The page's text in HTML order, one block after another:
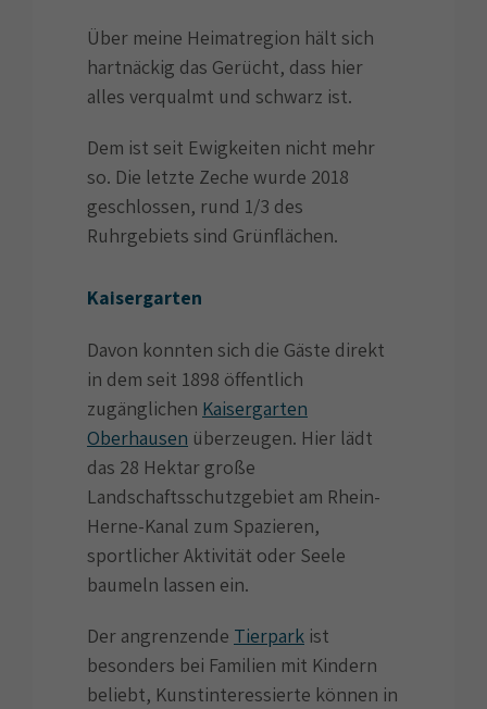
Über meine Heimatregion hält sich
hartnäckig das Gerücht, dass hier
alles verqualmt und schwarz ist.
Dem ist seit Ewigkeiten nicht mehr
so. Die letzte Zeche wurde 2018
geschlossen, rund 1/3 des
Ruhrgebiets sind Grünflächen.
Kaisergarten
Davon konnten sich die Gäste direkt
in dem seit 1898 öffentlich
zugänglichen Kaisergarten
Oberhausen überzeugen. Hier lädt
das 28 Hektar große
Landschaftsschutzgebiet am Rhein-
Herne-Kanal zum Spazieren,
sportlicher Aktivität oder Seele
baumeln lassen ein.
Der angrenzende Tierpark ist
besonders bei Familien mit Kindern
beliebt, Kunstinteressierte können in